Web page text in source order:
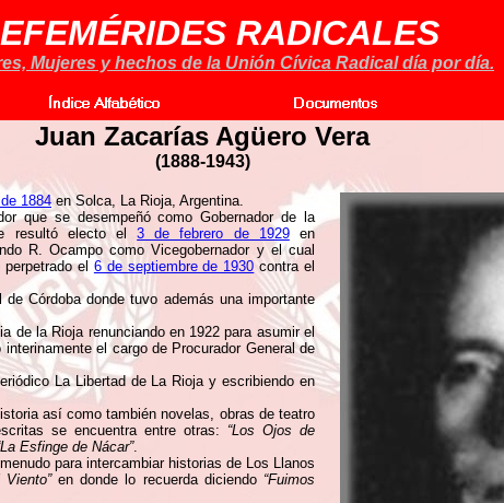
EFEMÉRIDES RADICALES
Mujeres y hechos de la Unión Cívica Radical día por día.
Juan Zacarías Agüero Vera
(1888-1943)
1884en Solca, La Rioja, Argentina.
que se desempeñó como Gobernador de la
resultó electo el3 de febrero de 1929en
R. Ocampo como Vicegobernador y el cual
el 6 de septiembre de 1930 contra el
Córdoba donde tuvo además una importante
de la Rioja renunciando en 1922 para asumir el
el cargo de Procurador General de
La Libertad de La Rioja y escribiendo en
así como también novelas, obras de teatro
se encuentra entre otras: “Los Ojos de
Esfinge de Nácar”.
para intercambiar historias de Los Llanos
en donde lo recuerda diciendo “Fuimos